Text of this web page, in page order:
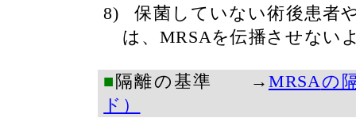
8)
保菌していない術後患者
は、 MRSAを伝播させない
■ 隔離の基準 → MRSAの
ド）